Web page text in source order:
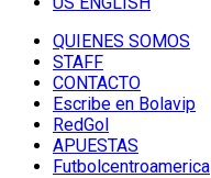
QUIENES SOMOS
STAFF
CONTACTO
Escribe en Bolavip
RedGol
APUESTAS
Futbolcentroamerica